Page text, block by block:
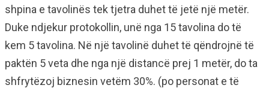
shpina e tavolinës tek tjetra duhet të jetë një metër.
Duke ndjekur protokollin, unë nga 15 tavolina do të
kem 5 tavolina. Në një tavolinë duhet të qëndrojnë të
paktën 5 veta dhe nga një distancë prej 1 metër, do ta
shfrytëzoj biznesin vetëm 30%. (po personat e të